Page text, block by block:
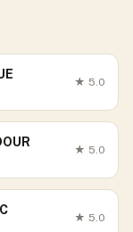
★ 5.0
★ 5.0
★ 5.0